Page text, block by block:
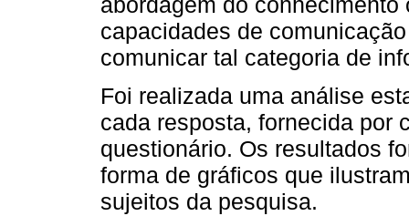
capacidades de
comunicar tal categoria de
Foi realizada uma análise
cada resposta, fornecida por
questionário. Os resultados
forma de gráficos que
sujeitos da pesquisa.